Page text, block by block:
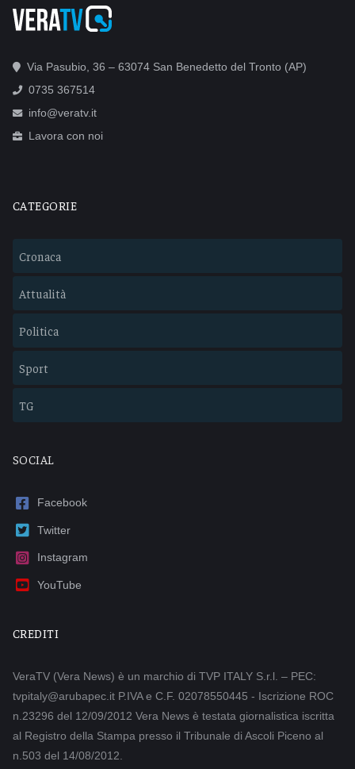
Via Pasubio, 36 – 63074 San Benedetto del Tronto (AP)
0735 367514
info@veratv.it
Lavora con noi
CATEGORIE
Cronaca
Attualità
Politica
Sport
TG
SOCIAL
Facebook
Twitter
Instagram
YouTube
CREDITI
VeraTV (Vera News) è un marchio di TVP ITALY S.r.l. – PEC:
tvpitaly@arubapec.it P.IVA e C.F. 02078550445 - Iscrizione ROC
n.23296 del 12/09/2012 Vera News è testata giornalistica iscritta
al Registro della Stampa presso il Tribunale di Ascoli Piceno al
n.503 del 14/08/2012.